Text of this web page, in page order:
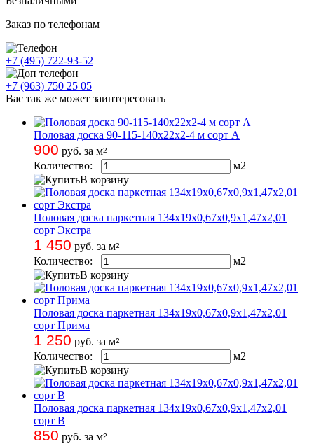
Заказ по телефонам
+7 (495) 722-93-52
+7 (963) 750 25 05
Вас так же может заинтересовать
Половая доска 90-115-140х22х2-4 м сорт A
900 руб. за м2
Количество: м2
В корзину
Половая доска паркетная 134х19х0,67х0,9х1,47х2,01
сорт Экстра
1 450 руб. за м2
Количество: м2
В корзину
Половая доска паркетная 134х19х0,67х0,9х1,47х2,01
сорт Прима
1 250 руб. за м2
Количество: м2
В корзину
Половая доска паркетная 134х19х0,67х0,9х1,47х2,01
сорт B
850 руб. за м2